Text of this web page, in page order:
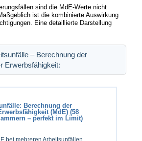
sind die MdE-Werte nicht
ist die kombinierte Auswirkung
Eine detaillierte Darstellung
– Berechnung der
Erwerbsfähigkeit:
Berechnung der
(MdE) (58
– perfekt im Limit)
bei mehreren Arbeitsunfällen